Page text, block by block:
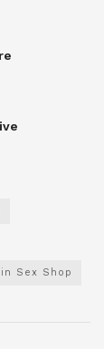
Sex Shop